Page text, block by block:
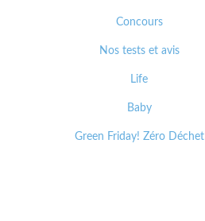
Concours
Nos tests et avis
Life
Baby
Green Friday! Zéro Déchet